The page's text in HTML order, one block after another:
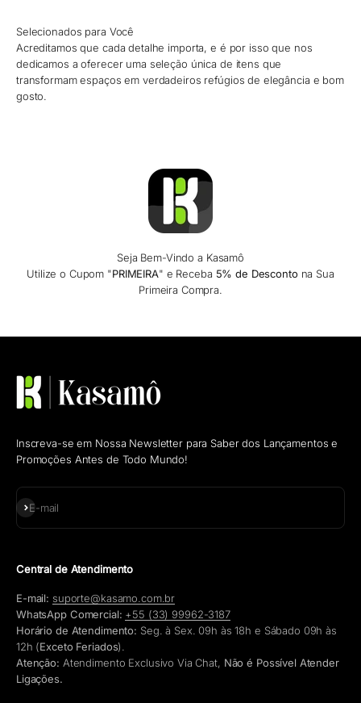
Selecionados para Você
Acreditamos que cada detalhe importa, e é por isso que nos
dedicamos a oferecer uma seleção única de itens que
transformam espaços em verdadeiros refúgios de elegância e bom
gosto.
Seja Bem-Vindo a Kasamô
Utilize o Cupom "PRIMEIRA" e Receba 5% de Desconto na Sua
Primeira Compra.
Inscreva-se em Nossa Newsletter para Saber dos Lançamentos e
Promoções Antes de Todo Mundo!
E-mail
Assinar
Central de Atendimento
E-mail: suporte@kasamo.com.br
WhatsApp Comercial: +55 (33) 99962-3187
Horário de Atendimento: Seg. à Sex. 09h às 18h e Sábado 09h às
12h (Exceto Feriados).
Atenção: Atendimento Exclusivo Via Chat, Não é Possível Atender
Ligações.